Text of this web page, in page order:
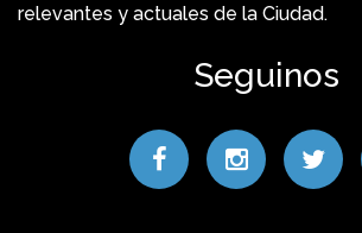
relevantes y actuales de la Ciudad.
Seguinos